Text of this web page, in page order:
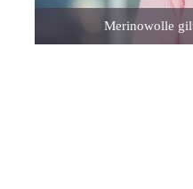
Merinowolle